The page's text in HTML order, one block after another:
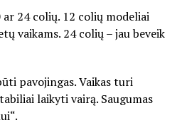
24 colių. 12 colių modeliai
vaikams. 24 colių – jau beveik
pavojingas. Vaikas turi
laikyti vairą. Saugumas